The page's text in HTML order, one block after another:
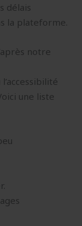
délais
la plateforme.
notre
une liste